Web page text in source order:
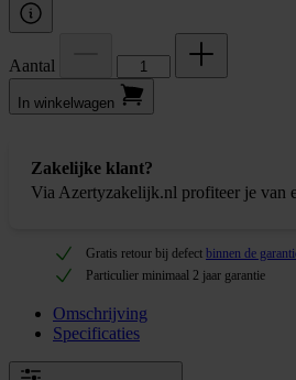
Aantal
In winkel­wagen
Zakelijke klant?
Via Azertyzakelijk.nl profiteer je van
Gratis retour bij defect binnen de
Particulier minimaal 2 jaar garantie
Omschrijving
Specificaties